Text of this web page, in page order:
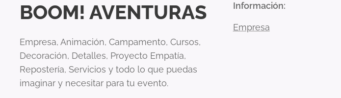
BOOM! AVENTURAS
Empresa, Animación, Campamento, Cursos,
Decoración, Detalles, Proyecto Empatía,
Repostería, Servicios y todo lo que puedas
imaginar y necesitar para tu evento.
Información:
Empresa